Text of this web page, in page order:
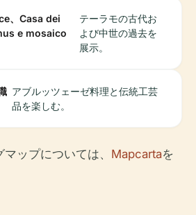
、Casa dei
e mosaico
テーラモの古代お
よび中世の過去を
展示。
アブルッツェーゼ料理と伝統工芸
品を楽しむ。
ップについては、 Mapcartaを